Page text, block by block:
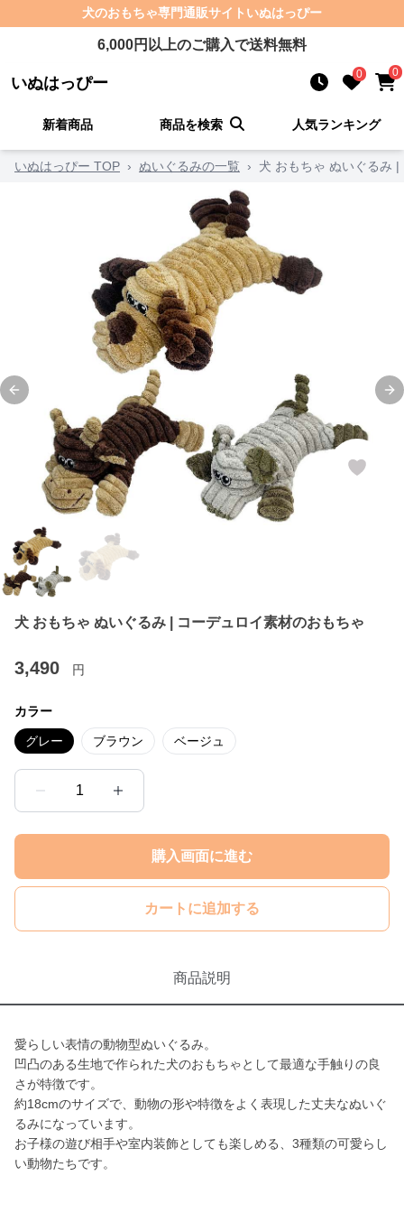
犬のおもちゃ専門通販サイト いぬはっぴー
6,000円以上のご購入で送料無料
いぬはっぴー 0 0
新着商品 商品を検索 人気ランキング
いぬはっぴー TOP › ぬいぐるみの一覧 › 犬 おもちゃ ぬいぐるみ
Previous slide
犬 おもちゃ ぬいぐるみ | コーデュロイ素材のおもちゃ
3,490 円
カラー
グレー ブラウン ベージュ
1
購入画面に進む
カートに追加する
商品説明
愛らしい表情の動物型ぬいぐるみ。
凹凸のある生地で作られた犬のおもちゃとして最適な手触りの良
さが特徴です。
約18cmのサイズで、動物の形や特徴をよく表現した丈夫なぬいぐ
るみになっています。
お子様の遊び相手や室内装飾としても楽しめる、3種類の可愛らし
い動物たちです。